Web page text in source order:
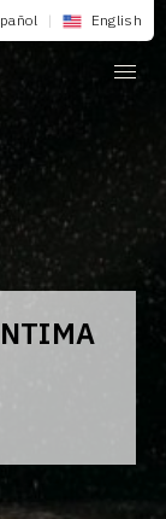
| English